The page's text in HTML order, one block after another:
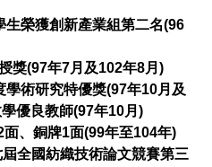
榮獲創新產業組第二名(96
獎(97年7月及102年8月)
術研究特優獎(97年10月及
優良教師(97年10月)
、銅牌1面(99年至104年)
全國紡織技術論文競賽第三